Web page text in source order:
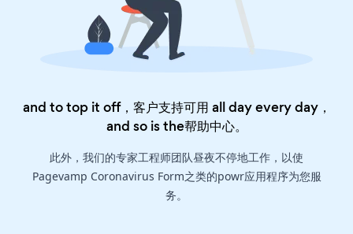
and to top it off，客户支持可用 all day every day，
and so is the帮助中心。
此外，我们的专家工程师团队昼夜不停地工作，以使
Pagevamp Coronavirus Form之类的powr应用程序为您服
务。